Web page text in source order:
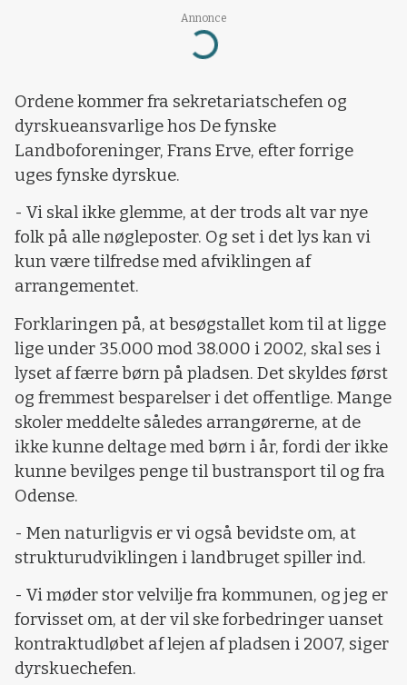
Annonce
Loading...
Ordene kommer fra sekretariatschefen og
dyrskueansvarlige hos De fynske
Landboforeninger, Frans Erve, efter forrige
uges fynske dyrskue.
- Vi skal ikke glemme, at der trods alt var nye
folk på alle nøgleposter. Og set i det lys kan vi
kun være tilfredse med afviklingen af
arrangementet.
Forklaringen på, at besøgstallet kom til at ligge
lige under 35.000 mod 38.000 i 2002, skal ses i
lyset af færre børn på pladsen. Det skyldes først
og fremmest besparelser i det offentlige. Mange
skoler meddelte således arrangørerne, at de
ikke kunne deltage med børn i år, fordi der ikke
kunne bevilges penge til bustransport til og fra
Odense.
- Men naturligvis er vi også bevidste om, at
strukturudviklingen i landbruget spiller ind.
- Vi møder stor velvilje fra kommunen, og jeg er
forvisset om, at der vil ske forbedringer uanset
kontraktudløbet af lejen af pladsen i 2007, siger
dyrskuechefen.